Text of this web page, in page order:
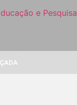
e Pesquisa